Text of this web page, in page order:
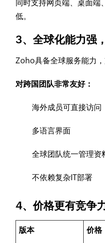
同时支持网页端、桌面端
低。
3、全球化能力强
Zoho具备全球服务能力
对跨国团队非常友好：
海外成员可直接访问
多语言界面
全球团队统一管理资
不依赖复杂IT部署
4、价格更有竞争
版本 价格